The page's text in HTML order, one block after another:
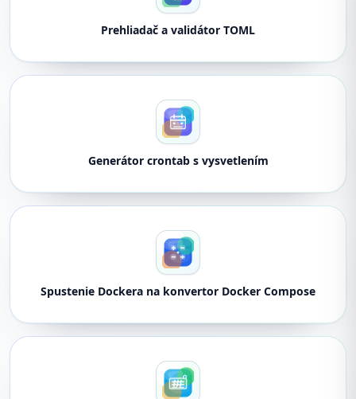
Prehliadač a validátor TOML
Generátor crontab s vysvetlením
Spustenie Dockera na konvertor Docker Compose